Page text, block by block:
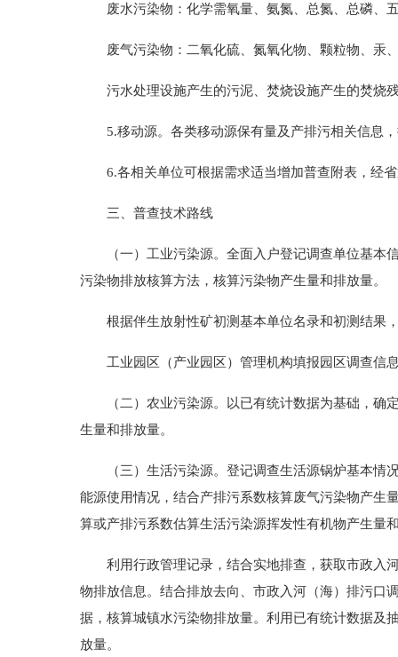
废水污染物：化学需氧量、氨氮、总氮、总磷、五
废气污染物：二氧化硫、氮氧化物、颗粒物、汞
污水处理设施产生的污泥、焚烧设施产生的焚烧
5.移动源。各类移动源保有量及产排污相关信息，
6.各相关单位可根据需求适当增加普查附表，经省
三、普查技术路线
（一）工业污染源。全面入户登记调查单位基本信
污染物排放核算方法，核算污染物产生量和排放量。
根据伴生放射性矿初测基本单位名录和初测结果
工业园区（产业园区）管理机构填报园区调查信
（二）农业污染源。以已有统计数据为基础，确定
生量和排放量。
（三）生活污染源。登记调查生活源锅炉基本情况
能源使用情况，结合产排污系数核算废气污染物产生
算或产排污系数估算生活污染源挥发性有机物产生量
利用行政管理记录，结合实地排查，获取市政入河
物排放信息。结合排放去向、市政入河（海）排污口
据，核算城镇水污染物排放量。利用已有统计数据及
放量。